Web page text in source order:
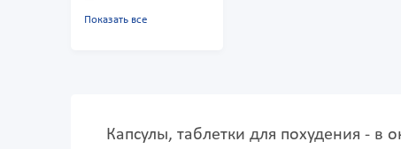
Показать все
Капсулы, таблетки для похудения - в